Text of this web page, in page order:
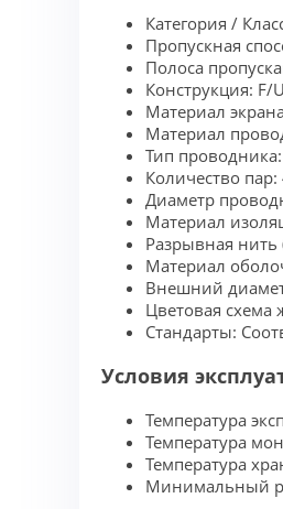
Категория /
Пропускная
Полоса
Конструкция:
Материал
Материал
Тип
Количество
Диаметр
Материал
Разрывная нить
Материал
Внешний
Цветовая
Стандарты:
Условия
Температура
Температура
Температура
Минимальный